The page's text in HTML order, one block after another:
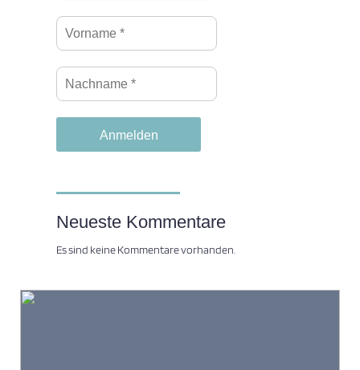
Neueste Kommentare
Es sind keine Kommentare vorhanden.